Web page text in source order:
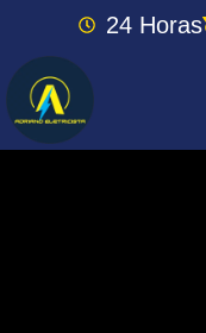
24 Horas